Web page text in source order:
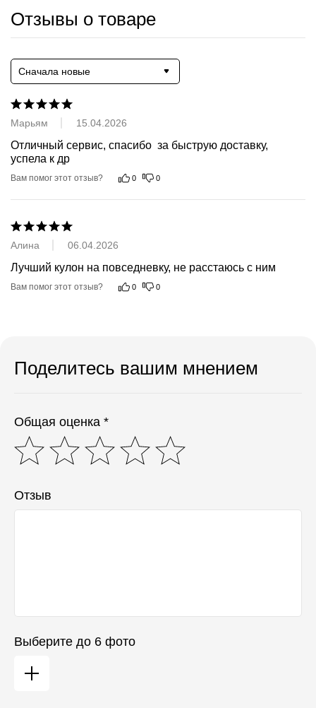
Отзывы о товаре
Сначала новые
Марьям 15.04.2026
Отличный сервис, спасибо  за быструю доставку,
успела к др
Вам помог этот отзыв? 0 0
Алина 06.04.2026
Лучший кулон на повседневку, не расстаюсь с ним
Вам помог этот отзыв? 0 0
Поделитесь вашим мнением
Общая оценка *
Отзыв
Выберите до 6 фото